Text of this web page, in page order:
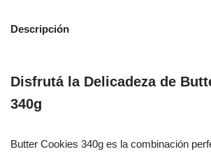
Descripción
Disfrutá la Delicadeza de
340g
Butter Cookies 340g es la combinación